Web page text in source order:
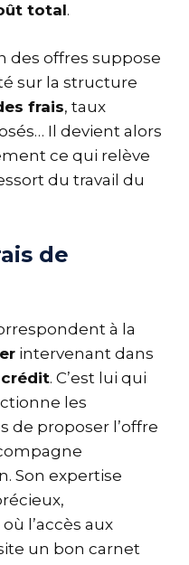
total.
des offres suppose
sur la structure
frais, taux
Il devient alors
ce qui relève
du travail du
de
à la
intervenant dans
. C’est lui qui
les
de proposer l’offre
Son expertise
l’accès aux
un bon carnet